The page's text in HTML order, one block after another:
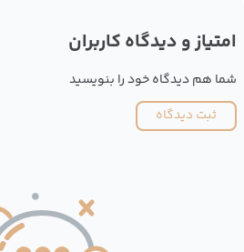
امتیاز و دیدگاه کاربران
شما هم دیدگاه خود را بنویسید
ثبت دیدگاه